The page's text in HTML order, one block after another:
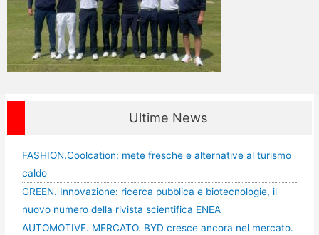
Ultime News
FASHION.Coolcation: mete fresche e alternative al turismo
caldo
GREEN. Innovazione: ricerca pubblica e biotecnologie, il
nuovo numero della rivista scientifica ENEA
AUTOMOTIVE. MERCATO. BYD cresce ancora nel mercato.